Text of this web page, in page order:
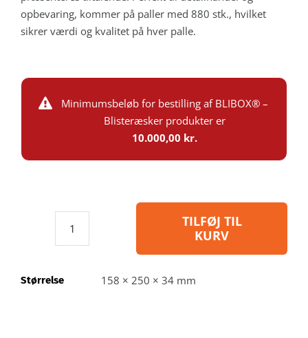
opbevaring, kommer på paller med 880 stk., hvilket
sikrer værdi og kvalitet på hver palle.
Minimumsbeløb for bestilling af BLIBOX® –
Blisteræsker produkter er
10.000,00 kr.
Blibox220
TILFØJ TIL
KURV
Størrelse 158 × 250 × 34 mm